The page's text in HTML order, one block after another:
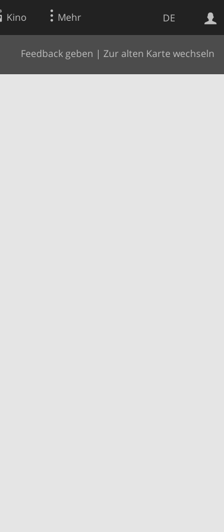
DE
Kino Mehr
Feedback geben | Zur alten Karte wechseln
Websuche